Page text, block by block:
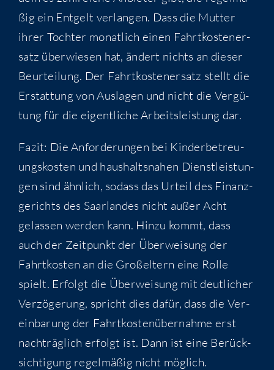
ßig ein Ent­gelt ver­lan­gen. Dass die Mut­ter
ihrer Toch­ter monat­lich einen Fahrt­kos­ten­er­
satz über­wie­sen hat, ändert nichts an die­ser
Beur­tei­lung. Der Fahrt­kos­ten­er­satz stellt die
Erstat­tung von Aus­la­gen und nicht die Ver­gü­
tung für die eigent­li­che Arbeits­leis­tung dar.
Fazit: Die Anfor­de­run­gen bei Kin­der­be­treu­
ungs­kos­ten und haus­halts­na­hen Dienst­leis­tun­
gen sind ähn­lich, sodass das Urteil des Finanz­
ge­richts des Saar­lan­des nicht außer Acht
gelas­sen wer­den kann. Hin­zu kommt, dass
auch der Zeit­punkt der Über­wei­sung der
Fahrt­kos­ten an die Groß­el­tern eine Rol­le
spielt. Erfolgt die Über­wei­sung mit deut­li­cher
Ver­zö­ge­rung, spricht dies dafür, dass die Ver­
ein­ba­rung der Fahrt­kos­ten­über­nah­me erst
nach­träg­lich erfolgt ist. Dann ist eine Berück­
sich­ti­gung regel­mä­ßig nicht möglich.